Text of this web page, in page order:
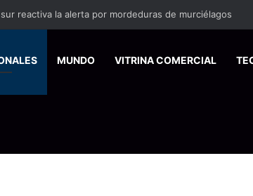
MUNDO VITRINA COMERCIAL